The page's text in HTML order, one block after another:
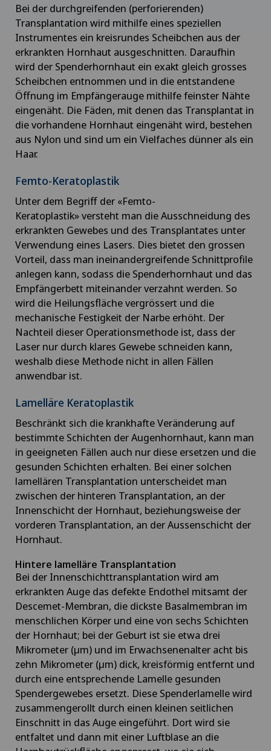
Bei der durchgreifenden (perforierenden)
Transplantation wird mithilfe eines speziellen
Instrumentes ein kreisrundes Scheibchen aus der
erkrankten Hornhaut ausgeschnitten. Daraufhin
wird der Spenderhornhaut ein exakt gleich grosses
Scheibchen entnommen und in die entstandene
Öffnung im Empfängerauge mithilfe feinster Nähte
eingenäht. Die Fäden, mit denen das Transplantat in
die vorhandene Hornhaut eingenäht wird, bestehen
aus Nylon und sind um ein Vielfaches dünner als ein
Haar.
Femto-Keratoplastik
Unter dem Begriff der «Femto-
Keratoplastik» versteht man die Ausschneidung des
erkrankten Gewebes und des Transplantates unter
Verwendung eines Lasers. Dies bietet den grossen
Vorteil, dass man ineinandergreifende Schnittprofile
anlegen kann, sodass die Spenderhornhaut und das
Empfängerbett miteinander verzahnt werden. So
wird die Heilungsfläche vergrössert und die
mechanische Festigkeit der Narbe erhöht. Der
Nachteil dieser Operationsmethode ist, dass der
Laser nur durch klares Gewebe schneiden kann,
weshalb diese Methode nicht in allen Fällen
anwendbar ist.
Lamelläre Keratoplastik
Beschränkt sich die krankhafte Veränderung auf
bestimmte Schichten der Augenhornhaut, kann man
in geeigneten Fällen auch nur diese ersetzen und die
gesunden Schichten erhalten. Bei einer solchen
lamellären Transplantation unterscheidet man
zwischen der hinteren Transplantation, an der
Innenschicht der Hornhaut, beziehungsweise der
vorderen Transplantation, an der Aussenschicht der
Hornhaut.
Hintere lamelläre Transplantation
Bei der Innenschichttransplantation wird am
erkrankten Auge das defekte Endothel mitsamt der
Descemet-Membran, die dickste Basalmembran im
menschlichen Körper und eine von sechs Schichten
der Hornhaut; bei der Geburt ist sie etwa drei
Mikrometer (µm) und im Erwachsenenalter acht bis
zehn Mikrometer (µm) dick, kreisförmig entfernt und
durch eine entsprechende Lamelle gesunden
Spendergewebes ersetzt. Diese Spenderlamelle wird
zusammengerollt durch einen kleinen seitlichen
Einschnitt in das Auge eingeführt. Dort wird sie
entfaltet und dann mit einer Luftblase an die